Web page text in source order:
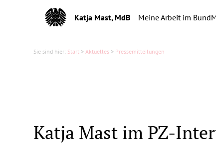
Katja Mast, MdB Meine Arbeit im Bund
Sie sind hier: Start > Aktuelles > Pressemitteilungen
Katja Mast im PZ-